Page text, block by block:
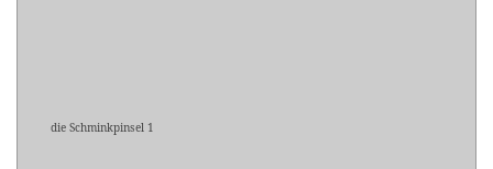
die Schminkpinsel 1